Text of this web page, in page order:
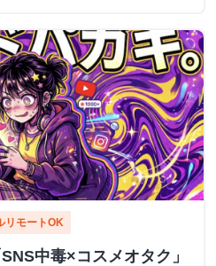
リモートOK
中毒×コスメオタク」